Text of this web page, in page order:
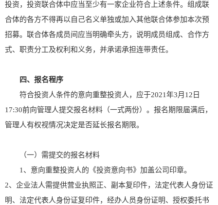
投资，投资联合体中应当至少有一家企业符合上述条件。组成联
合体的各方不得再以自己名义单独或加入其他联合体参加本次预
招募。联合体各成员间应当明确牵头方，说明成员组成、合作方
式、职责分工及权利和义务，并承诺承担连带责任。
四、报名程序
符合投资人条件的意向重整投资人，应于2021年3月12日
17:30前向管理人提交报名材料（一式两份）。报名期限届满后，
管理人有权视情况决定是否延长报名期限。
（一）需提交的报名材料
1、意向重整投资人的《投资意向书》加盖公司印章。
2、企业法人需提供营业执照正、副本复印件，法定代表人身份证
明、法定代表人身份证复印件，经办人员身份证明、授权委托书